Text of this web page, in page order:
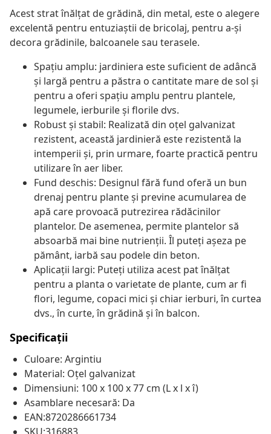
Acest strat înălțat de grădină, din metal, este o alegere
excelentă pentru entuziaștii de bricolaj, pentru a-și
decora grădinile, balcoanele sau terasele.
Spațiu amplu: jardiniera este suficient de adâncă
și largă pentru a păstra o cantitate mare de sol și
pentru a oferi spațiu amplu pentru plantele,
legumele, ierburile și florile dvs.
Robust și stabil: Realizată din oțel galvanizat
rezistent, această jardinieră este rezistentă la
intemperii și, prin urmare, foarte practică pentru
utilizare în aer liber.
Fund deschis: Designul fără fund oferă un bun
drenaj pentru plante și previne acumularea de
apă care provoacă putrezirea rădăcinilor
plantelor. De asemenea, permite plantelor să
absoarbă mai bine nutrienții. Îl puteți așeza pe
pământ, iarbă sau podele din beton.
Aplicații largi: Puteți utiliza acest pat înălțat
pentru a planta o varietate de plante, cum ar fi
flori, legume, copaci mici și chiar ierburi, în curtea
dvs., în curte, în grădină și în balcon.
Specificații
Culoare: Argintiu
Material: Oțel galvanizat
Dimensiuni: 100 x 100 x 77 cm (L x l x î)
Asamblare necesară: Da
EAN:8720286661734